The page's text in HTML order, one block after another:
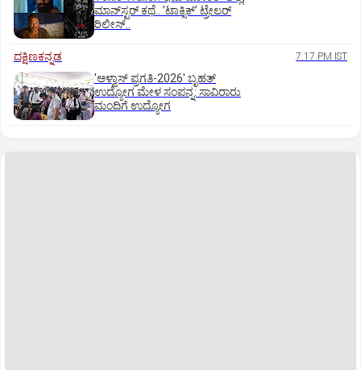
ಮಾನ್‌ಸ್ಟರ್‌ ಕಥೆ.. ʼಟಾಕ್ಸಿಕ್‌ʼ ಟ್ರೇಲರ್‌
ರಿಲೀಸ್..
ದಕ್ಷಿಣಕನ್ನಡ 7:17 PM IST
'ಆಳ್ವಾಸ್‌ ಪ್ರಗತಿ-2026' ಬೃಹತ್
ಉದ್ಯೋಗ ಮೇಳ ಸಂಪನ್ನ: ಸಾವಿರಾರು
ಮಂದಿಗೆ ಉದ್ಯೋಗ